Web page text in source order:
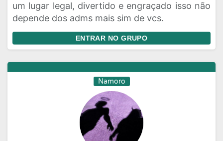
um lugar legal, divertido e engraçado isso não
depende dos adms mais sim de vcs.
ENTRAR NO GRUPO
Namoro